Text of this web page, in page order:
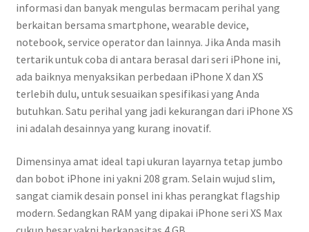
informasi dan banyak mengulas bermacam perihal yang
berkaitan bersama smartphone, wearable device,
notebook, service operator dan lainnya. Jika Anda masih
tertarik untuk coba di antara berasal dari seri iPhone ini,
ada baiknya menyaksikan perbedaan iPhone X dan XS
terlebih dulu, untuk sesuaikan spesifikasi yang Anda
butuhkan. Satu perihal yang jadi kekurangan dari iPhone XS
ini adalah desainnya yang kurang inovatif.
Dimensinya amat ideal tapi ukuran layarnya tetap jumbo
dan bobot iPhone ini yakni 208 gram. Selain wujud slim,
sangat ciamik desain ponsel ini khas perangkat flagship
modern. Sedangkan RAM yang dipakai iPhone seri XS Max